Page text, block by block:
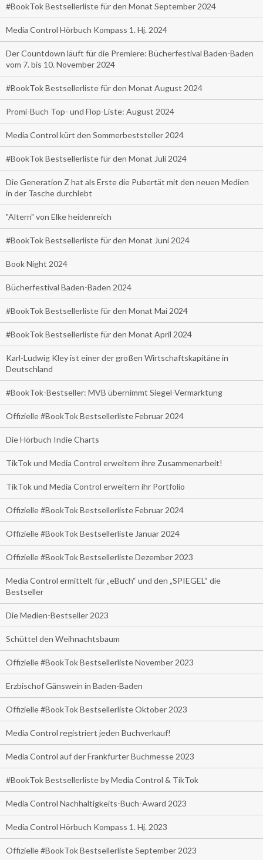
#BookTok Bestsellerliste für den Monat September 2024
Media Control Hörbuch Kompass 1. Hj. 2024
Der Countdown läuft für die Premiere: Bücherfestival Baden-Baden
vom 7. bis 10. November 2024
#BookTok Bestsellerliste für den Monat August 2024
Promi-Buch Top- und Flop-Liste: August 2024
Media Control kürt den Sommerbeststeller 2024
#BookTok Bestsellerliste für den Monat Juli 2024
Die Generation Z hat als Erste die Pubertät mit den neuen Medien
in der Tasche durchlebt
"Altern" von Elke heidenreich
#BookTok Bestsellerliste für den Monat Juni 2024
Book Night 2024
Bücherfestival Baden-Baden 2024
#BookTok Bestsellerliste für den Monat Mai 2024
#BookTok Bestsellerliste für den Monat April 2024
Karl-Ludwig Kley ist einer der großen Wirtschaftskapitäne in
Deutschland
#BookTok-Bestseller: MVB übernimmt Siegel-Vermarktung
Offizielle #BookTok Bestsellerliste Februar 2024
Die Hörbuch Indie Charts
TikTok und Media Control erweitern ihre Zusammenarbeit!
TikTok und Media Control erweitern ihr Portfolio
Offizielle #BookTok Bestsellerliste Februar 2024
Offizielle #BookTok Bestsellerliste Januar 2024
Offizielle #BookTok Bestsellerliste Dezember 2023
Media Control ermittelt für „eBuch“ und den „SPIEGEL“ die
Bestseller
Die Medien-Bestseller 2023
Schüttel den Weihnachtsbaum
Offizielle #BookTok Bestsellerliste November 2023
Erzbischof Gänswein in Baden-Baden
Offizielle #BookTok Bestsellerliste Oktober 2023
Media Control registriert jeden Buchverkauf!
Media Control auf der Frankfurter Buchmesse 2023
#BookTok Bestsellerliste by Media Control & TikTok
Media Control Nachhaltigkeits-Buch-Award 2023
Media Control Hörbuch Kompass 1. Hj. 2023
Offizielle #BookTok Bestsellerliste September 2023